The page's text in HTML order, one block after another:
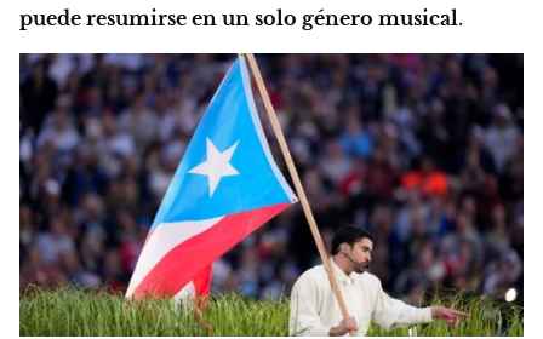
puede resumirse en un solo género musical.